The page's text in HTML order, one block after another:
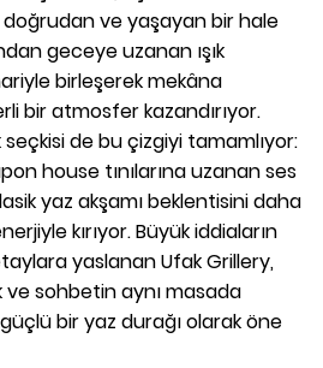
ve yaşayan bir hale
geceye uzanan ışık
birleşerek mekâna
bir atmosfer kazandırıyor.
de bu çizgiyi tamamlıyor:
house tınılarına uzanan ses
yaz akşamı beklentisini daha
kırıyor. Büyük iddiaların
yaslanan Ufak Grillery,
ve sohbetin aynı masada
bir yaz durağı olarak öne